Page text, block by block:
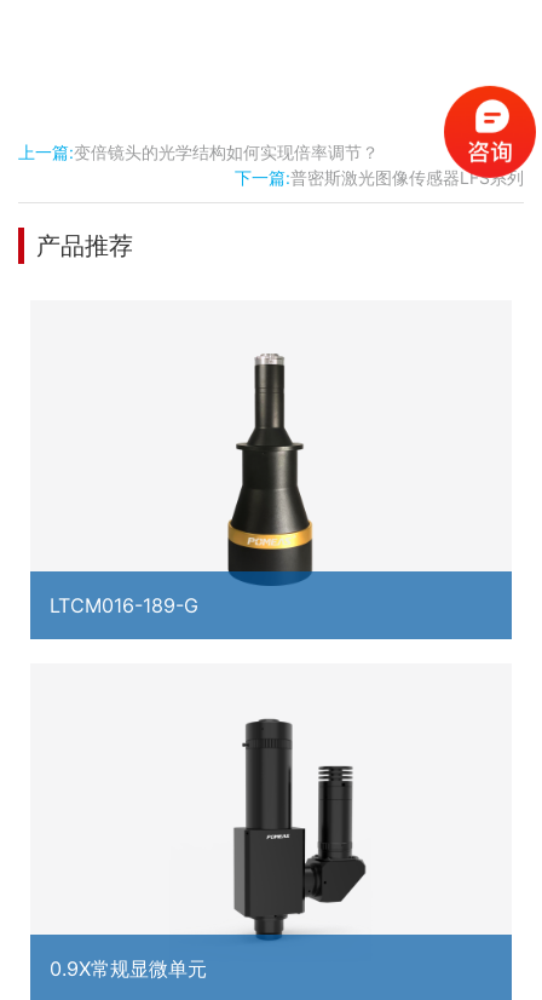
上一篇:变倍镜头的光学结构如何实现倍率调节？
下一篇:普密斯激光图像传感器LFS系列
产品推荐
LTCM016-189-G
0.9X常规显微单元